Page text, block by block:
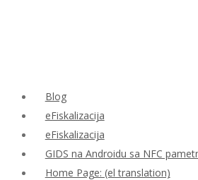
Blog
eFiskalizacija
eFiskalizacija
GIDS na Androidu sa NFC
Home Page: (el translation)